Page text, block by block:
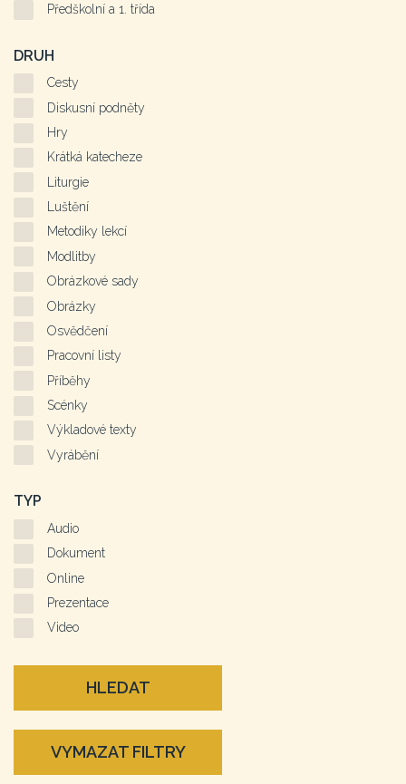
Předškolní a 1. třída
DRUH
Cesty
Diskusní podněty
Hry
Krátká katecheze
Liturgie
Luštění
Metodiky lekcí
Modlitby
Obrázkové sady
Obrázky
Osvědčení
Pracovní listy
Příběhy
Scénky
Výkladové texty
Vyrábění
TYP
Audio
Dokument
Online
Prezentace
Video
HLEDAT
VYMAZAT FILTRY